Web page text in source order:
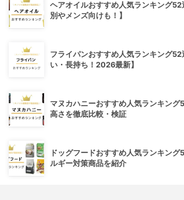
ヘアオイルおすすめ人気ランキング
別やメンズ向けも！】
フライパンおすすめ人気ランキング
い・長持ち！2026最新】
マヌカハニーおすすめ人気ランキング
高さを徹底比較・検証
ドッグフードおすすめ人気ランキン
ルギー対策商品を紹介